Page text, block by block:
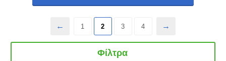
1 2 3 4
Φίλτρα